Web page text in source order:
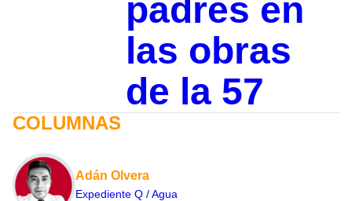
padres en
las obras
de la 57
COLUMNAS
Adán Olvera
Expediente Q / Agua